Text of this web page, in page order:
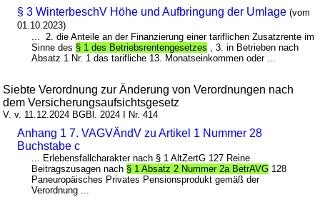
§ 3 WinterbeschV Höhe und Aufbringung der Umlage (vom
01.10.2023)
... 2. die Anteile an der Finanzierung einer tariflichen Zusatzrente im
Sinne des § 1 des Betriebsrentengesetzes , 3. in Betrieben nach
Absatz 1 Nr. 1 das tarifliche 13. Monatseinkommen oder ...
Siebte Verordnung zur Änderung von Verordnungen nach
dem Versicherungsaufsichtsgesetz
V. v. 11.12.2024 BGBl. 2024 I Nr. 414
Anhang 1 7. VAGVÄndV zu Artikel 1 Nummer 28
Buchstabe c
... Erlebensfallcharakter nach § 1 AltZertG 127 Reine
Beitragszusagen nach § 1 Absatz 2 Nummer 2a BetrAVG 128
Paneuropäisches Privates Pensionsprodukt gemäß der
Verordnung ...